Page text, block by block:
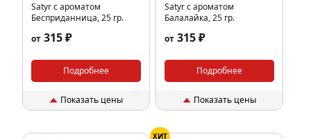
Satyr с ароматом
Бесприданница, 25 гр.
от 315 ₽
Подробнее
Показать цены
Satyr с ароматом
Балалайка, 25 гр.
от 315 ₽
Подробнее
Показать цены
ХИТ